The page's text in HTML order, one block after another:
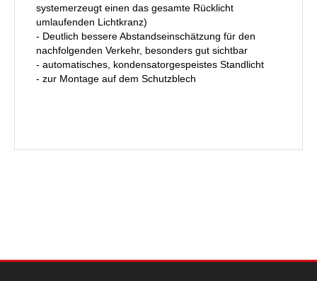
systemerzeugt einen das gesamte Rücklicht
umlaufenden Lichtkranz)
- Deutlich bessere Abstandseinschätzung für den
nachfolgenden Verkehr, besonders gut sichtbar
- automatisches, kondensatorgespeistes Standlicht
- zur Montage auf dem Schutzblech